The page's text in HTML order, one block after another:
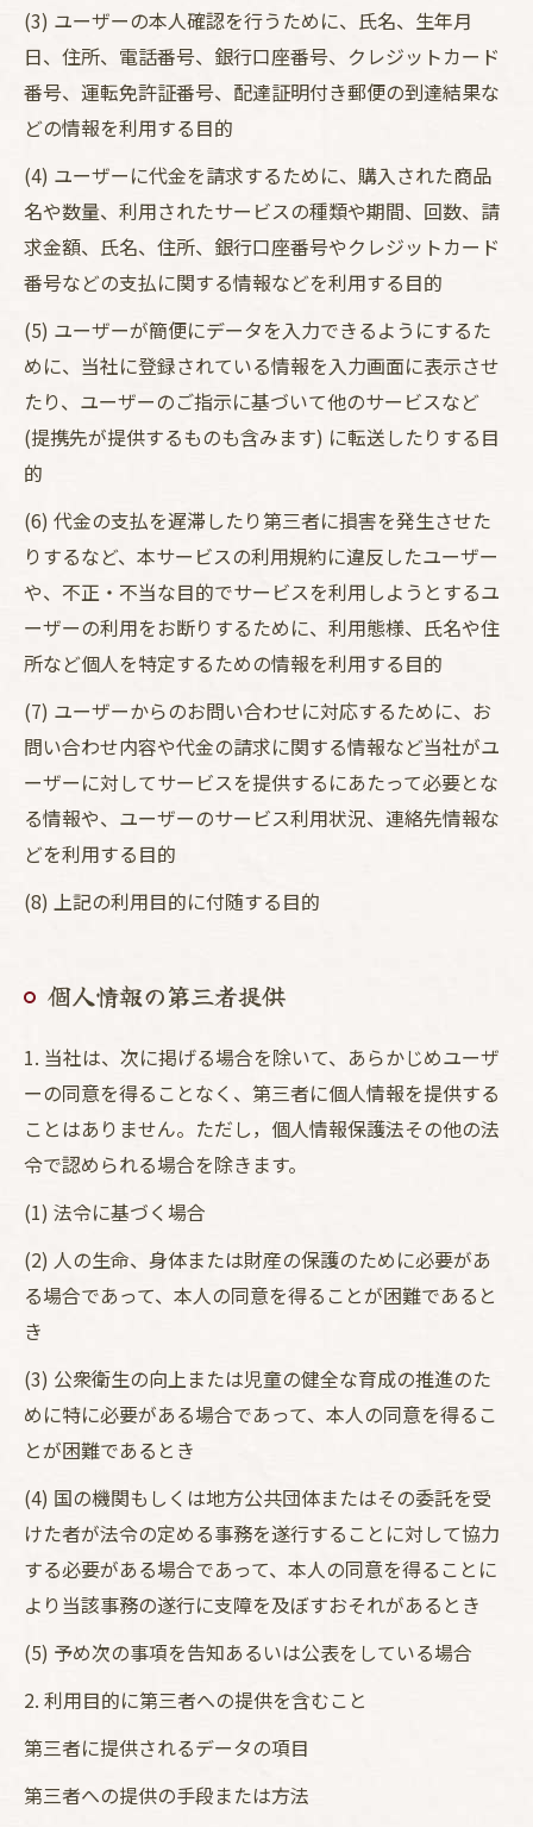
(3) ユーザーの本人確認を行うために、氏名、生年月
日、住所、電話番号、銀行口座番号、クレジットカード
番号、運転免許証番号、配達証明付き郵便の到達結果な
どの情報を利用する目的
(4) ユーザーに代金を請求するために、購入された商品
名や数量、利用されたサービスの種類や期間、回数、請
求金額、氏名、住所、銀行口座番号やクレジットカード
番号などの支払に関する情報などを利用する目的
(5) ユーザーが簡便にデータを入力できるようにするた
めに、当社に登録されている情報を入力画面に表示させ
たり、ユーザーのご指示に基づいて他のサービスなど
(提携先が提供するものも含みます) に転送したりする目
的
(6) 代金の支払を遅滞したり第三者に損害を発生させた
りするなど、本サービスの利用規約に違反したユーザー
や、不正・不当な目的でサービスを利用しようとするユ
ーザーの利用をお断りするために、利用態様、氏名や住
所など個人を特定するための情報を利用する目的
(7) ユーザーからのお問い合わせに対応するために、お
問い合わせ内容や代金の請求に関する情報など当社がユ
ーザーに対してサービスを提供するにあたって必要とな
る情報や、ユーザーのサービス利用状況、連絡先情報な
どを利用する目的
(8) 上記の利用目的に付随する目的
個人情報の第三者提供
1. 当社は、次に掲げる場合を除いて、あらかじめユーザ
ーの同意を得ることなく、第三者に個人情報を提供する
ことはありません。ただし，個人情報保護法その他の法
令で認められる場合を除きます。
(1) 法令に基づく場合
(2) 人の生命、身体または財産の保護のために必要があ
る場合であって、本人の同意を得ることが困難であると
き
(3) 公衆衛生の向上または児童の健全な育成の推進のた
めに特に必要がある場合であって、本人の同意を得るこ
とが困難であるとき
(4) 国の機関もしくは地方公共団体またはその委託を受
けた者が法令の定める事務を遂行することに対して協力
する必要がある場合であって、本人の同意を得ることに
より当該事務の遂行に支障を及ぼすおそれがあるとき
(5) 予め次の事項を告知あるいは公表をしている場合
2. 利用目的に第三者への提供を含むこと
第三者に提供されるデータの項目
第三者への提供の手段または方法